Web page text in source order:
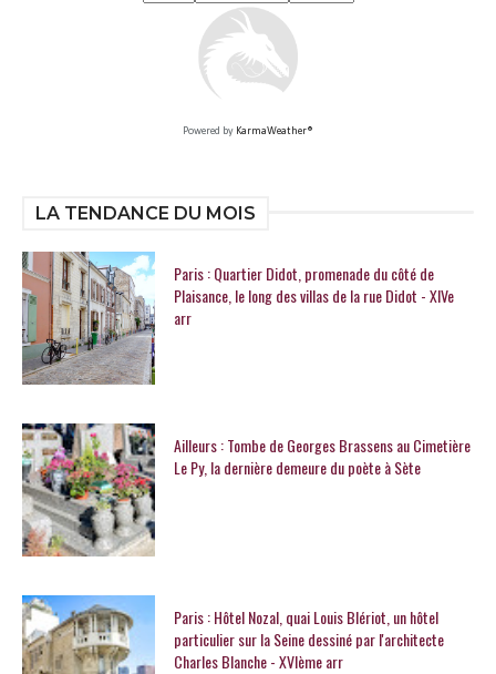
Powered by KarmaWeather®
LA TENDANCE DU MOIS
Paris : Quartier Didot, promenade du côté de
Plaisance, le long des villas de la rue Didot - XIVe
arr
Ailleurs : Tombe de Georges Brassens au Cimetière
Le Py, la dernière demeure du poète à Sète
Paris : Hôtel Nozal, quai Louis Blériot, un hôtel
particulier sur la Seine dessiné par l'architecte
Charles Blanche - XVIème arr